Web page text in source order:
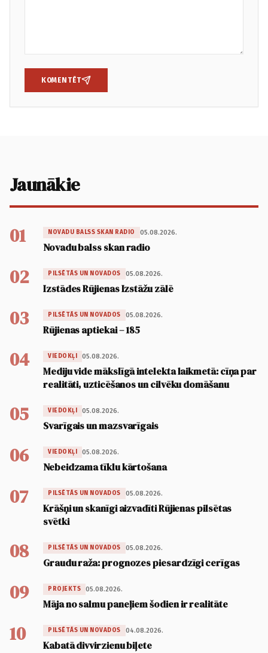
KOMENTĒT
Jaunākie
01 NOVADU BALSS SKAN RADIO 05.08.2026.
Novadu balss skan radio
02 PILSĒTĀS UN NOVADOS 05.08.2026.
Izstādes Rūjienas Izstāžu zālē
03 PILSĒTĀS UN NOVADOS 05.08.2026.
Rūjienas aptiekai – 185
04 VIEDOKĻI 05.08.2026.
Mediju vide mākslīgā intelekta laikmetā: cīņa par
realitāti, uzticēšanos un cilvēku domāšanu
05 VIEDOKĻI 05.08.2026.
Svarīgais un mazsvarīgais
06 VIEDOKĻI 05.08.2026.
Nebeidzama tīklu kārtošana
07 PILSĒTĀS UN NOVADOS 05.08.2026.
Krāšņi un skanīgi aizvadīti Rūjienas pilsētas
svētki
08 PILSĒTĀS UN NOVADOS 05.08.2026.
Graudu raža: prognozes piesardzīgi cerīgas
09 PROJEKTS 05.08.2026.
Māja no salmu paneļiem šodien ir realitāte
10 PILSĒTĀS UN NOVADOS 04.08.2026.
Kabatā divvirzienu biļete